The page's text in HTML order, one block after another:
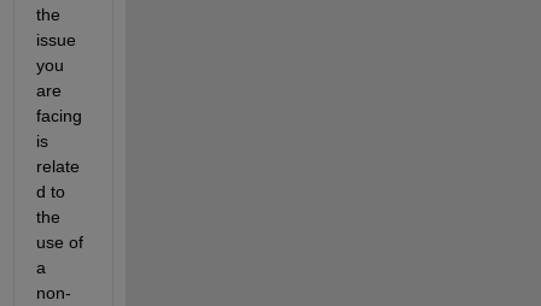
the
issue
you
are
facing
is
relate
d to
the
use of
a
non-